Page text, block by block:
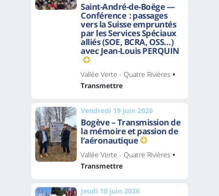
Saint-André-de-Boëge —
Conférence : passages
vers la Suisse empruntés
par les Services Spéciaux
alliés (SOE, BCRA, OSS…)
avec Jean-Louis PERQUIN
Vallée Verte - Quatre Rivières •
Transmettre
Vendredi 19 juin 2026
Bogève – Transmission de
la mémoire et passion de
l’aéronautique
Vallée Verte - Quatre Rivières •
Transmettre
Jeudi 18 juin 2026